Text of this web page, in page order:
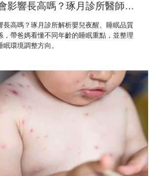
寶寶睡不好會影響長高嗎？琢月診所醫師解析
長高嗎？琢月診所解析嬰兒夜醒、睡眠品質
，帶爸媽看懂不同年齡的睡眠重點，並整理
環境調整方向。